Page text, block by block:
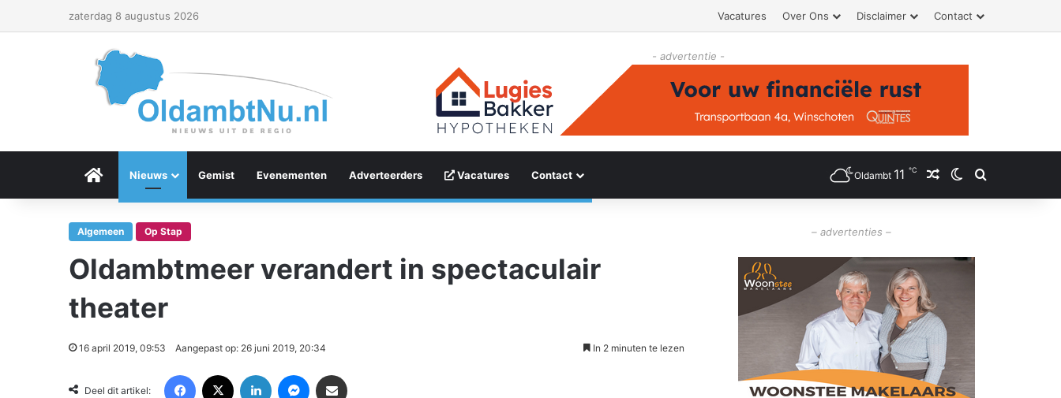
zaterdag 8 augustus 2026 Vacatures Over Ons Disclaimer Contact
- advertentie -
Menu Item
Nieuws Gemist Evenementen Adverteerders Vacatures Contact Oldambt 11 ℃ Willekeurig artikel
Switch skin
Zoeken
Algemeen Op Stap
Oldambtmeer verandert in spectaculair
theater
16 april 2019, 09:53 Aangepast op: 26 juni 2019, 20:34 In 2 minuten te lezen
Deel dit artikel:
– advertenties –